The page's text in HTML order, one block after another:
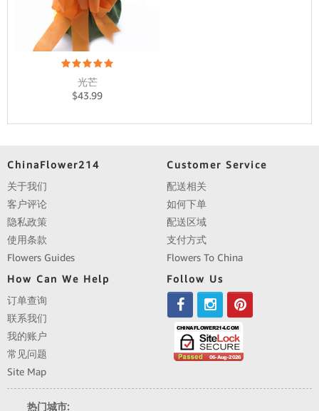
光芒
$43.99
ChinaFlower214
关于我们
客户评论
隐私政策
使用条款
Flowers Guides
Customer Service
配送相关
如何下单
配送区域
支付方式
Flowers To China
How Can We Help
订单查询
联系我们
我的账户
常见问题
Site Map
Follow Us
热门城市: